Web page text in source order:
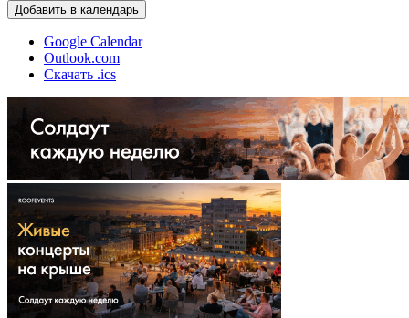
Добавить в календарь
Google Calendar
Outlook.com
Скачать .ics